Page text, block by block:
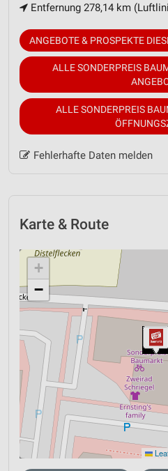
Entfernung 278,14 km
ANGEBOTE & PROSPEKTE
ALLE SONDERPREIS
ALLE SONDERPREIS
Fehlerhafte Daten melden
Karte & Route
+
−